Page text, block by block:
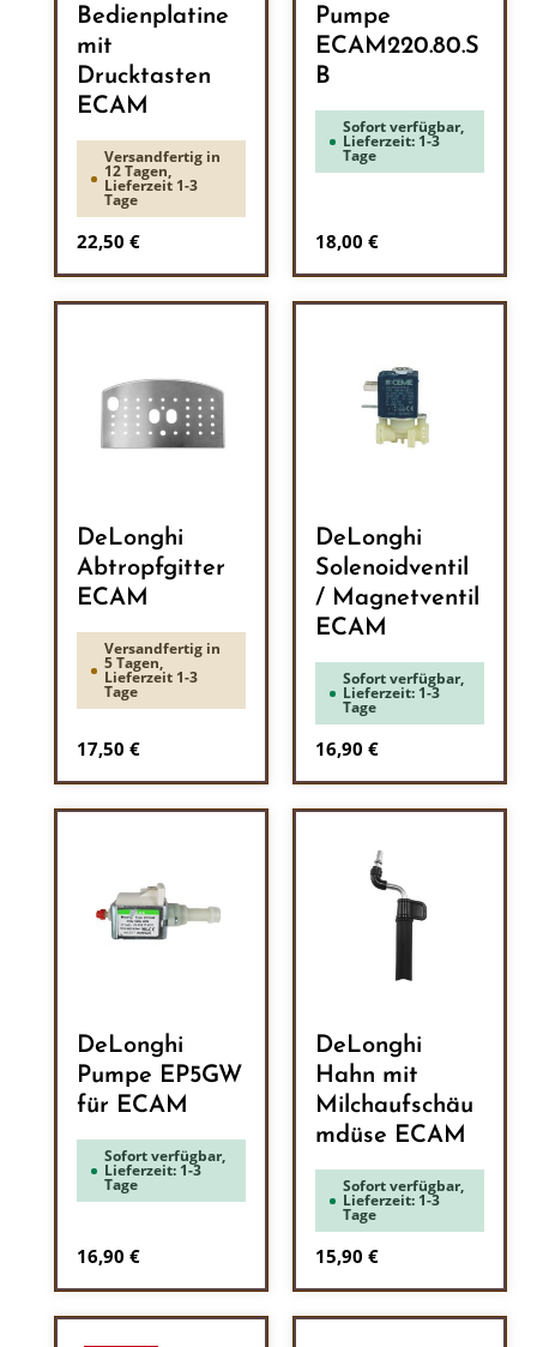
Bedienplatine
mit
Drucktasten
ECAM
Versandfertig in
12 Tagen,
Lieferzeit 1-3
Tage
Regulärer Preis:
22,50 €
Pumpe
ECAM220.80.S
B
Sofort verfügbar,
Lieferzeit: 1-3
Tage
Regulärer Preis:
18,00 €
DeLonghi
Abtropfgitter
ECAM
Versandfertig in
5 Tagen,
Lieferzeit 1-3
Tage
Regulärer Preis:
17,50 €
DeLonghi
Solenoidventil
/ Magnetventil
ECAM
Sofort verfügbar,
Lieferzeit: 1-3
Tage
Regulärer Preis:
16,90 €
DeLonghi
Pumpe EP5GW
für ECAM
Sofort verfügbar,
Lieferzeit: 1-3
Tage
Regulärer Preis:
16,90 €
DeLonghi
Hahn mit
Milchaufschäu
mdüse ECAM
Sofort verfügbar,
Lieferzeit: 1-3
Tage
Regulärer Preis:
15,90 €